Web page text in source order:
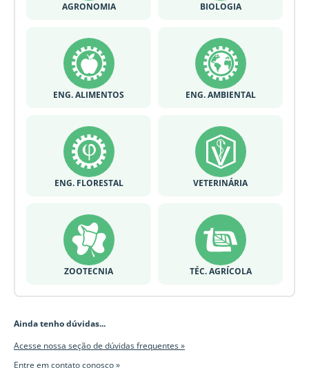
AGRONOMIA BIOLOGIA
ENG. ALIMENTOS ENG. AMBIENTAL
ENG. FLORESTAL VETERINÁRIA
ZOOTECNIA TÉC. AGRÍCOLA
Ainda tenho dúvidas...
Acesse nossa seção de dúvidas frequentes »
Entre em contato conosco »